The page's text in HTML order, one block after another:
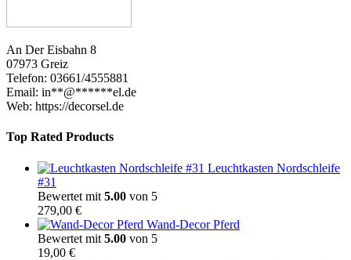
An Der Eisbahn 8
07973 Greiz
Telefon: 03661/4555881
Email: in**@******el.de
Web: https://decorsel.de
Top Rated Products
Leuchtkasten Nordschleife
#31
Bewertet mit 5.00 von 5
279,00 €
Wand-Decor Pferd
Bewertet mit 5.00 von 5
19,00 €